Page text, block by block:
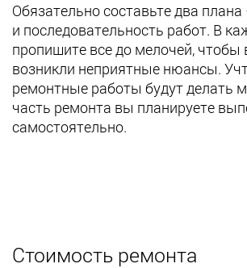
Обязательно составьте два
и последовательность работ. В
пропишите все до мелочей, чтобы
возникли неприятные нюансы.
ремонтные работы будут делать
часть ремонта вы планируете
самостоятельно.
Стоимость ремонта